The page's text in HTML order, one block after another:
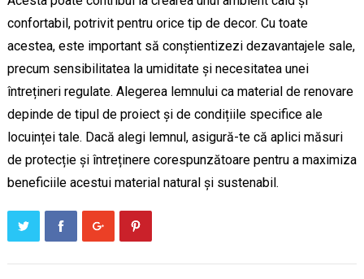
confortabil, potrivit pentru orice tip de decor. Cu toate
acestea, este important să conștientizezi dezavantajele sale,
precum sensibilitatea la umiditate și necesitatea unei
întrețineri regulate. Alegerea lemnului ca material de renovare
depinde de tipul de proiect și de condițiile specifice ale
locuinței tale. Dacă alegi lemnul, asigură-te că aplici măsuri
de protecție și întreținere corespunzătoare pentru a maximiza
beneficiile acestui material natural și sustenabil.